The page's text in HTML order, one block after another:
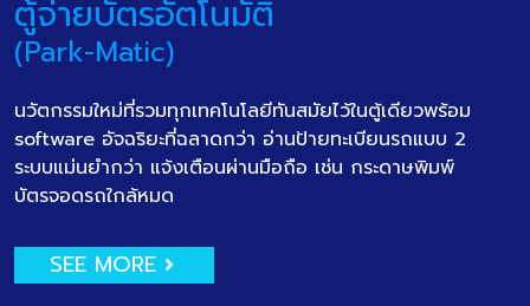
ตู้จ่ายบัตรอัตโนมัติ
(Park-Matic)
นวัตกรรมใหม่ที่รวมทุกเทคโนโลยีทันสมัยไว้ในตู้เดียวพร้อม
software อัจฉริยะที่ฉลาดกว่า อ่านป้ายทะเบียนรถแบบ 2
ระบบแม่นยำกว่า แจ้งเตือนผ่านมือถือ เช่น กระดาษพิมพ์
บัตรจอดรถใกล้หมด
SEE MORE